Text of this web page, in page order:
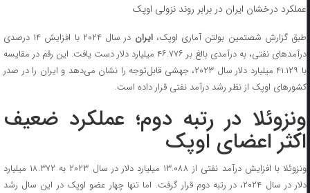
عملکرد درخشان ایران در برابر روند نزولی اوپک
طبق گزارش شصتمین بولتن آماری اوپک، ایران
در سال ۲۰۲۴ با افزایش ۱۴ درصدی
درآمدهای نفتی، به درآمدی بالغ بر ۴۶.۷۷۶ میلیارد دلار دست یافت. این رقم در مقایسه
با ۴۱.۱۲۹ میلیارد دلار سال ۲۰۲۳، جهشی قابل‌توجه را نشان می‌دهد و ایران را در صدر
کشورهای اوپک از نظر رشد درآمد نفتی قرار داده است.
ونزوئلا در رتبه دوم؛ عملکرد ضعیف
اکثر اعضای اوپک
ونزوئلا با افزایش درآمد نفتی از ۱۳.۰۸۸ میلیارد دلار در سال ۲۰۲۳ به ۱۸.۳۷۲ میلیارد
دلار در سال ۲۰۲۴، در رتبه دوم قرار گرفت. اما تنها چهار عضو اوپک در این سال رشد